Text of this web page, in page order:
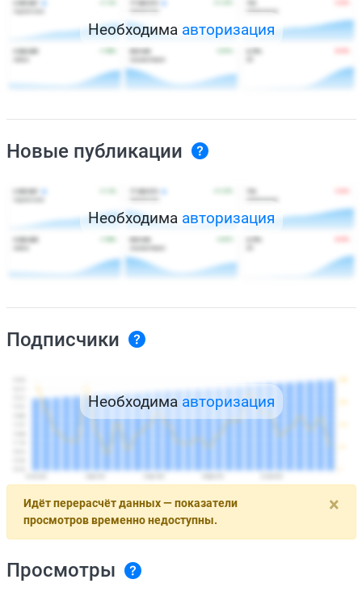
Необходима авторизация
Новые публикации
Необходима авторизация
Подписчики
Необходима авторизация
×
Идёт перерасчёт данных — показатели
просмотров временно недоступны.
Просмотры